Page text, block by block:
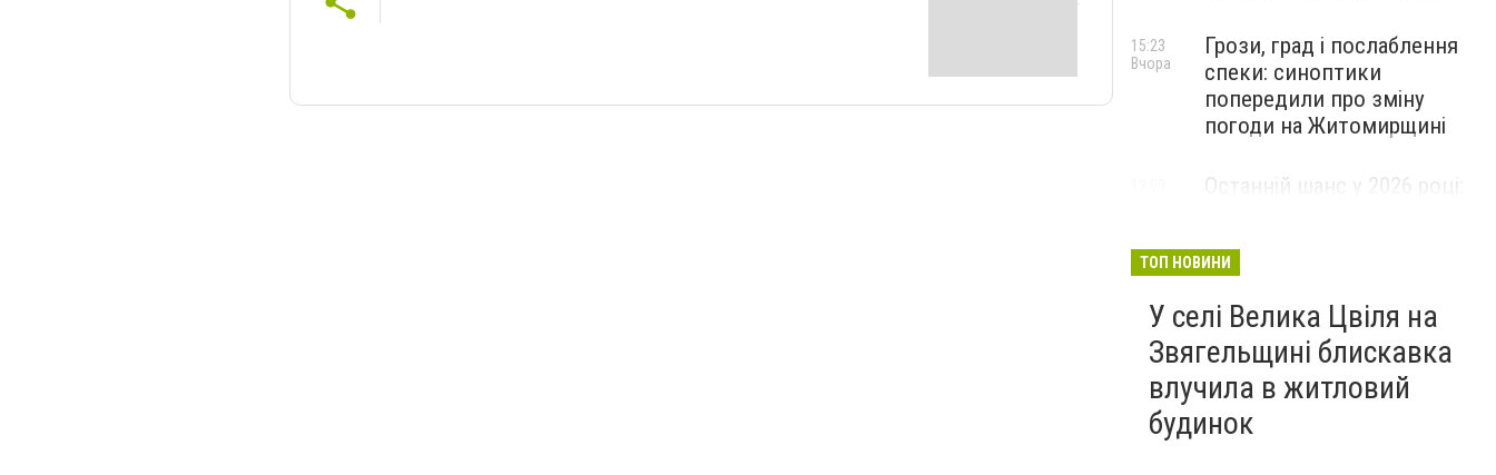
Грози, град і послаблення
спеки: синоптики
попередили про зміну
погоди на Житомирщині
15:23
Вчора
Останній шанс у 2026 році:
майбутніх водійок автобусів
ТОП НОВИНИ
У селі Велика Цвіля на
Звягельщині блискавка
влучила в житловий
будинок